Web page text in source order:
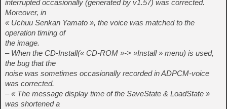
interrupted occasionally (generated by v1.57) was corrected.
Moreover, in
« Uchuu Senkan Yamato », the voice was matched to the
operation timing of
the image.
– When the CD-Install(« CD-ROM »-> »Install » menu) is used,
the bug that the
noise was sometimes occasionally recorded in ADPCM-voice
was corrected.
– « The message display time of the SaveState & LoadState »
was shortened a